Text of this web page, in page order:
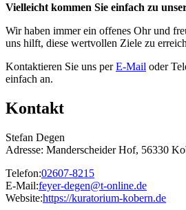
Vielleicht kommen Sie einfach zu
Wir haben immer ein offenes Ohr und
uns hilft, diese wertvollen Ziele zu
Kontaktieren Sie uns perE-Mail oder
einfach an.
Kontakt
Stefan Degen
Adresse: Manderscheider Hof, 56330
Telefon:02607-8215
E-Mail:feyer-degen@t-online.de
Website:https://kuratorium-kobern.de